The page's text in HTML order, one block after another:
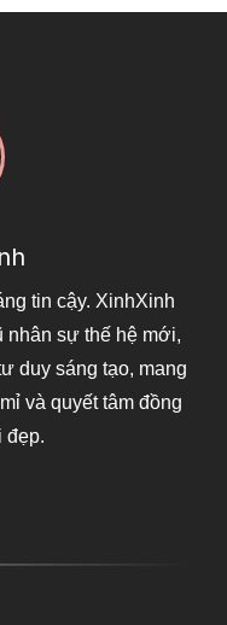
tin cậy. XinhXinh
nhân sự thế hệ mới,
duy sáng tạo, mang
và quyết tâm đồng
đẹp.